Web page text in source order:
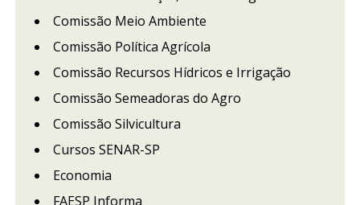
Comissão Meio Ambiente
Comissão Política Agrícola
Comissão Recursos Hídricos e Irrigação
Comissão Semeadoras do Agro
Comissão Silvicultura
Cursos SENAR-SP
Economia
FAESP Informa